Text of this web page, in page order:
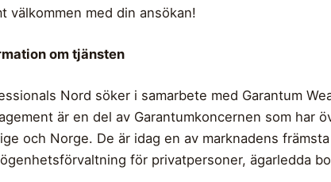
välkommen med din ansökan!
om tjänsten
Nord söker i samarbete med Garantum
är en del av Garantumkoncernen som har
och Norge. De är idag en av marknadens
för privatpersoner, ägarledda